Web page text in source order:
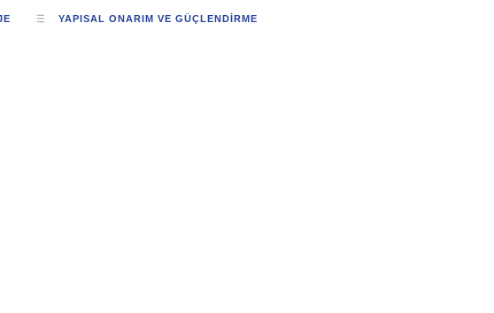
YAPISAL ONARIM VE GÜÇLENDIRME